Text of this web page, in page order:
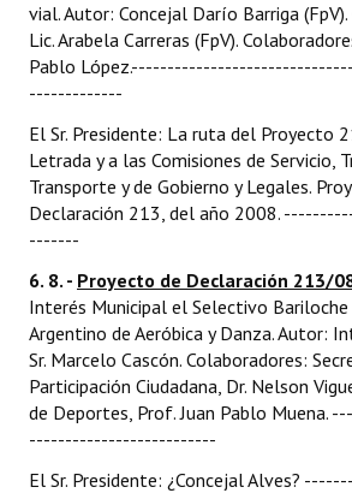
vial. Autor: Concejal Darío Barriga
Lic. Arabela Carreras (FpV).
Pablo
-------------
El Sr. Presidente: La ruta del Proyecto
Letrada y a las Comisiones de Servicio,
Transporte y de Gobierno y Legales.
Declaración 213, del año 2008.
-------
6. 8. - Proyecto de Declaración 213/
Interés Municipal el Selectivo
Argentino de Aeróbica y Danza. Autor:
Sr. Marcelo Cascón. Colaboradores:
Participación Ciudadana, Dr. Nelson
de Deportes, Prof. Juan Pablo
--------------------------
El Sr. Presidente: ¿Concejal Alves?